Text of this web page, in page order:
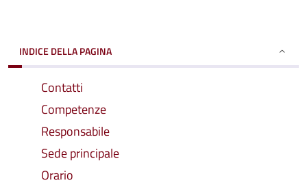
INDICE DELLA PAGINA
Contatti
Competenze
Responsabile
Sede principale
Orario